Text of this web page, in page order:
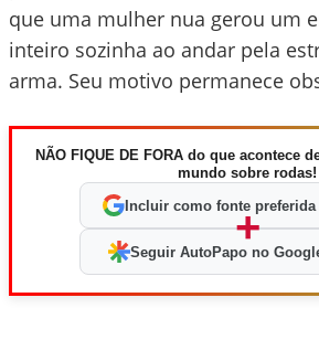
que uma mulher nua gerou um
inteiro sozinha ao andar pela
arma. Seu motivo permanece
NÃO FIQUE DE FORA do que acontece
mundo sobre rodas!
Incluir como fonte
+
Seguir AutoPapo no